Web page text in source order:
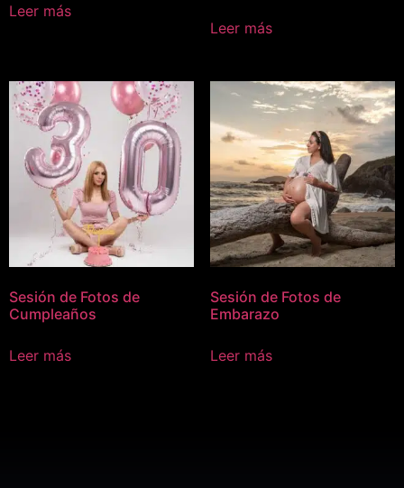
Leer más
Leer más
Sesión de Fotos de
Cumpleaños
Leer más
Sesión de Fotos de
Embarazo
Leer más